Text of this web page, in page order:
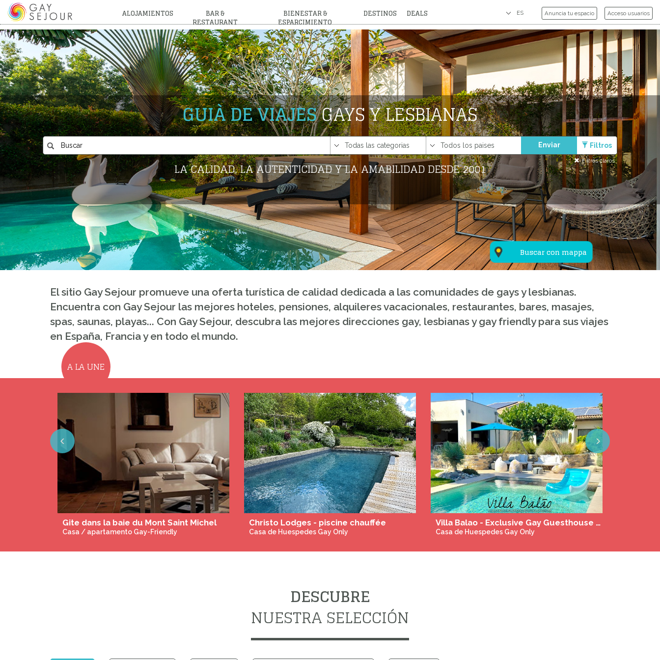
ALOJAMIENTOS BAR &
RESTAURANT
BIENESTAR &
ESPARCIMIENTO
DESTINOS DEALS Anuncia tu espacio Acceso usuarios
Buscar con mappa
GUIÀ DE VIAJESGAYS Y LESBIANAS
Enviar Filtros
Filtros claros
LA CALIDAD, LA AUTENTICIDAD Y LA AMABILIDAD DESDE 2001
El sitio Gay Sejour promueve una oferta turística de calidad dedicada a las comunidades de gays y lesbianas.
Encuentra con Gay Sejour las mejores hoteles, pensiones, alquileres vacacionales, restaurantes, bares, masajes,
spas, saunas, playas... Con Gay Sejour, descubra las mejores direcciones gay, lesbianas y gay friendly para sus viajes
en España, Francia y en todo el mundo.
A LA UNE
Previous Next
Casa de Huespedes Gay Only
MSG bienêtre sud Gironde
Masajes y Spa Gay-Friendly
Habitación en apartamento nudista haussmaniano + estudio independiente en el barrio indio cerca de Montmartre
Casa de Huespedes Gay Only
DESCUBRE
NUESTRA SELECCIÓN